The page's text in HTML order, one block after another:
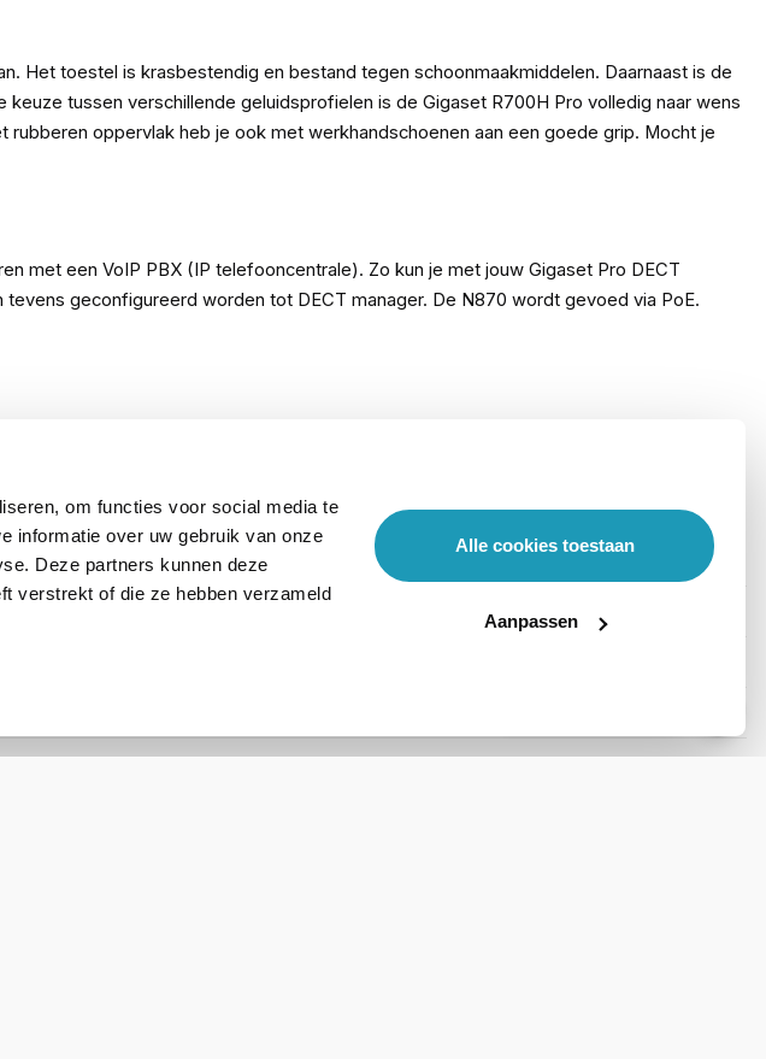
om functies voor social media te
informatie over uw gebruik van onze
Deze partners kunnen deze
verstrekt of die ze hebben verzameld
Alle cookies toestaan
Aanpassen
Het toestel is krasbestendig en bestand tegen schoonmaakmiddelen. Daarnaast is de
tussen verschillende geluidsprofielen is de Gigaset R700H Pro volledig naar wens
oppervlak heb je ook met werkhandschoenen aan een goede grip. Mocht je
met een VoIP PBX (IP telefooncentrale). Zo kun je met jouw Gigaset Pro DECT
geconfigureerd worden tot DECT manager. De N870 wordt gevoed via PoE.